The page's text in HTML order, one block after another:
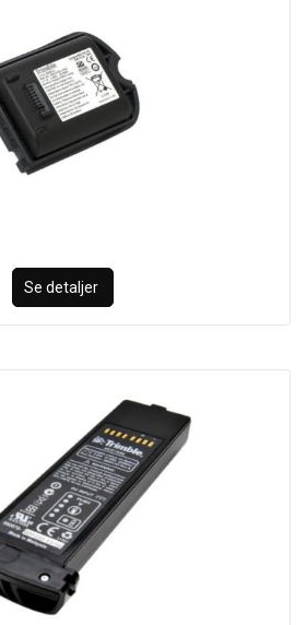
Se detaljer